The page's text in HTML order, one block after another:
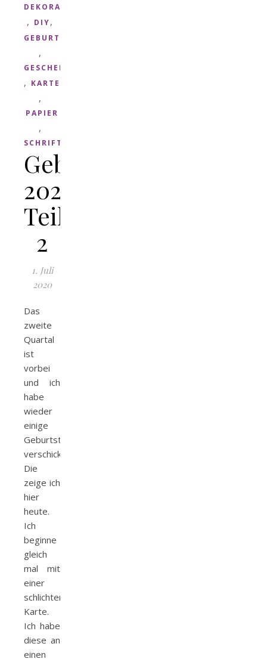
DEKORATION
, DIY,
GEBURTSTAG
,
GESCHENK
, KARTE
,
PAPIER
,
SCHRIFT
Geburtstagskarten
2020
Teil
2
1. Juli
2020
Das
zweite
Quartal
ist
vorbei
und ich
habe
wieder
einige
Geburtstagskarten
verschickt.
Die
zeige ich
hier
heute.
Ich
beginne
gleich
mal mit
einer
schlichteren
Karte.
Ich habe
diese an
einen